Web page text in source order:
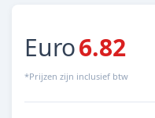
Euro6.82
*Prijzen zijn inclusief btw